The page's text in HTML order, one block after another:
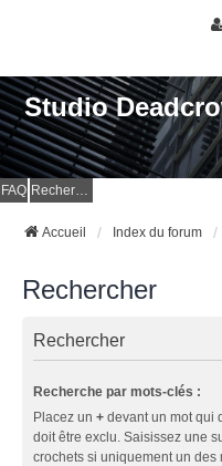
Studio
FAQ Rechercher
Accueil Index du forum
Rechercher
Rechercher
Recherche par mots-clés :
Placez un + devant un mot qui
doit être exclu. Saisissez une
crochets si uniquement un des